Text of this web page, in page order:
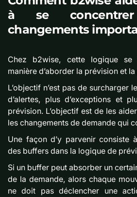
à se
changements
Chez b2wise, cette logique
manière d’aborder la prévision et
L’objectif n’est pas de surcharger
d’alertes, plus d’exceptions et
prévision. L’objectif est de les
les changements de demande qui
Une façon d’y parvenir consiste
des buffers dans la logique de
Si un buffer peut absorber un
de la demande, alors chaque
ne doit pas déclencher une